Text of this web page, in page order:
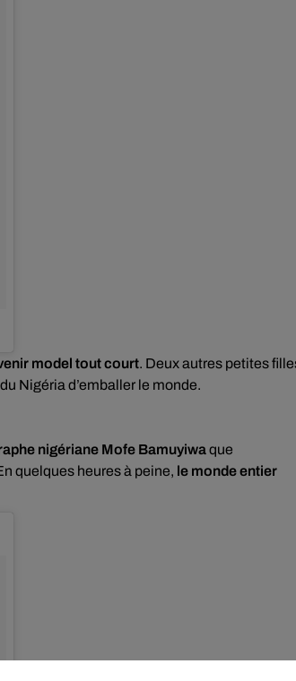
model tout court. Deux autres petites
Nigéria d’emballer le monde.
nigériane Mofe Bamuyiwaque
quelques heures à peine, le monde entier